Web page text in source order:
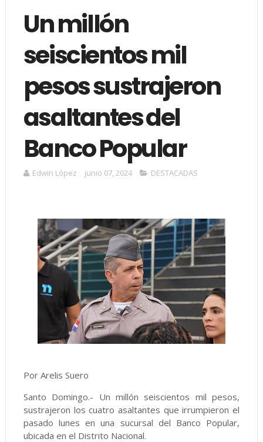
Un millón
seiscientos mil
pesos sustrajeron
asaltantes del
Banco Popular
Edwin López junio 07, 2024 DESTACADAS
Por Arelis Suero
Santo Domingo.- Un millón seiscientos mil pesos,
sustrajeron los cuatro asaltantes que irrumpieron el
pasado lunes en una sucursal del Banco Popular,
ubicada en el Distrito Nacional.